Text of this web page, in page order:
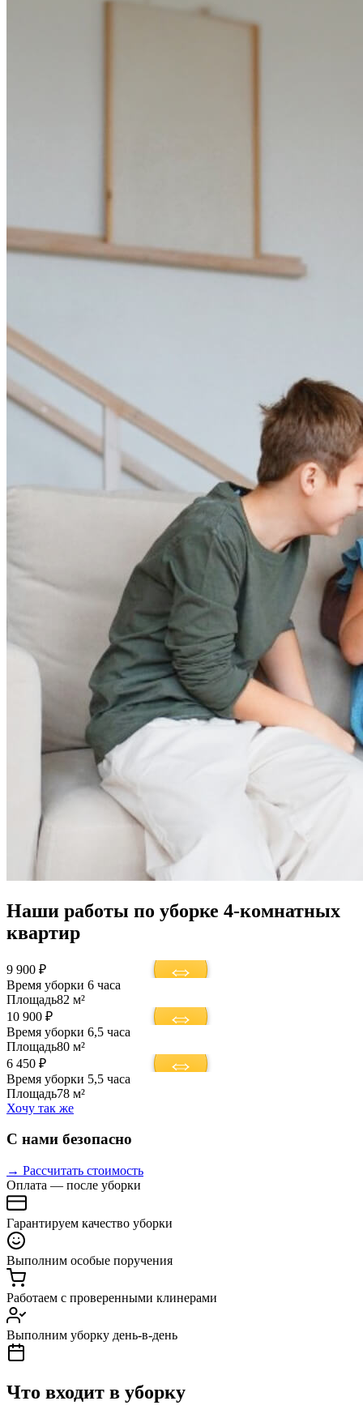
Наши работы по уборке 4-комнатных
квартир
9 900 ₽
Время уборки 6 часа
Площадь82 м²
10 900 ₽
Время уборки 6,5 часа
Площадь80 м²
6 450 ₽
Время уборки 5,5 часа
Площадь78 м²
Хочу так же
С нами безопасно
→ Рассчитать стоимость
Оплата — после уборки
Гарантируем качество уборки
Выполним особые поручения
Работаем с проверенными клинерами
Выполним уборку день-в-день
Что входит в уборку